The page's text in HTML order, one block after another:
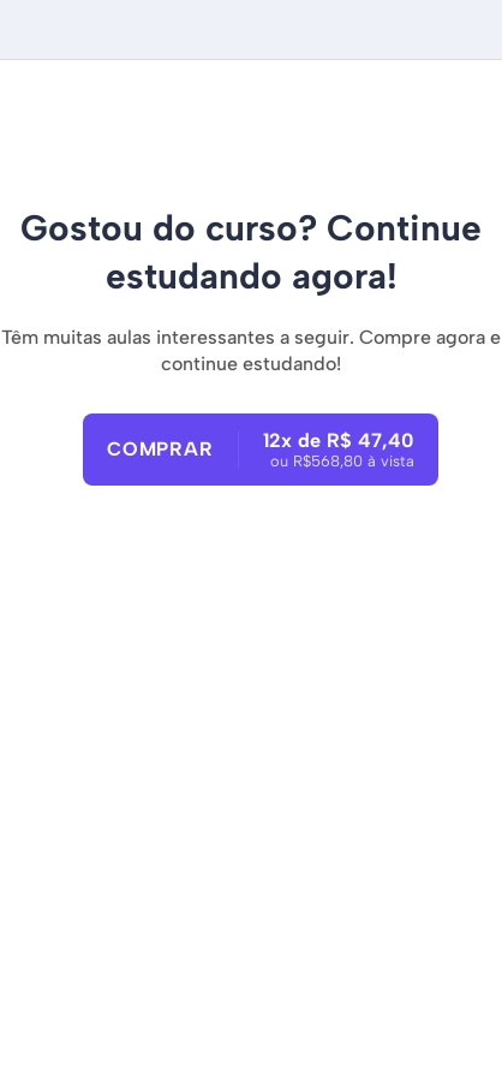
Gostou do curso? Continue
estudando agora!
Têm muitas aulas interessantes a seguir. Compre agora e
continue estudando!
COMPRAR 12x de R$ 47,40
ou R$568,80 à vista